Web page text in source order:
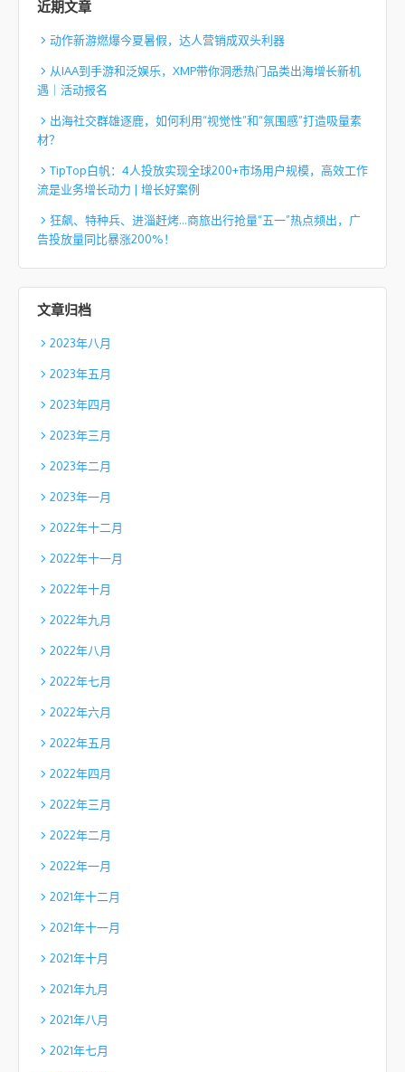
近期文章
动作新游燃爆今夏暑假，达人营销成双头利器
从IAA到手游和泛娱乐，XMP带你洞悉热门品类出海增长新机
遇｜活动报名
出海社交群雄逐鹿，如何利用“视觉性”和“氛围感”打造吸量素
材？
TipTop白帆：4人投放实现全球200+市场用户规模，高效工作
流是业务增长动力 | 增长好案例
狂飙、特种兵、进淄赶烤…商旅出行抢量“五一”热点频出，广
告投放量同比暴涨200%！
文章归档
2023年八月
2023年五月
2023年四月
2023年三月
2023年二月
2023年一月
2022年十二月
2022年十一月
2022年十月
2022年九月
2022年八月
2022年七月
2022年六月
2022年五月
2022年四月
2022年三月
2022年二月
2022年一月
2021年十二月
2021年十一月
2021年十月
2021年九月
2021年八月
2021年七月